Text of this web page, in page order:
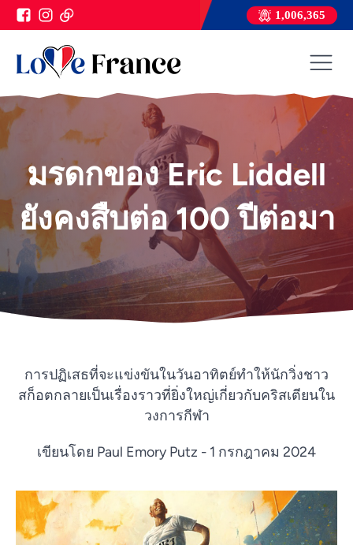
1,006,365
มรดกของ Eric Liddell
ยังคงสืบต่อ 100 ปีต่อมา
การปฏิเสธที่จะแข่งขันในวันอาทิตย์ทำให้นักวิ่งชาว
สก็อตกลายเป็นเรื่องราวที่ยิ่งใหญ่เกี่ยวกับคริสเตียนใน
วงการกีฬา
เขียนโดย Paul Emory Putz - 1 กรกฎาคม 2024